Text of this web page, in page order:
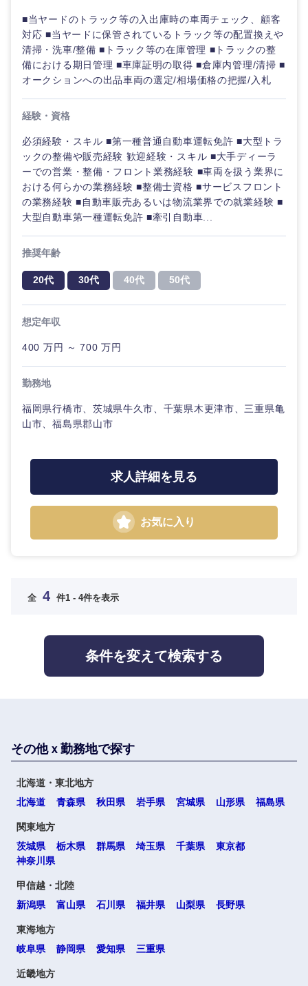
■当ヤードのトラック等の入出庫時の車両チェック、顧客
対応 ■当ヤードに保管されているトラック等の配置換えや
清掃・洗車/整備 ■トラック等の在庫管理 ■トラックの整
備における期日管理 ■車庫証明の取得 ■倉庫内管理/清掃 ■
オークションへの出品車両の選定/相場価格の把握/入札
経験・資格
必須経験・スキル ■第一種普通自動車運転免許 ■大型トラ
ックの整備や販売経験 歓迎経験・スキル ■大手ディーラ
ーでの営業・整備・フロント業務経験 ■車両を扱う業界に
おける何らかの業務経験 ■整備士資格 ■サービスフロント
の業務経験 ■自動車販売あるいは物流業界での就業経験 ■
大型自動車第一種運転免許 ■牽引自動車...
推奨年齢
20代 30代 40代 50代
想定年収
400 万円 ～ 700 万円
勤務地
福岡県行橋市、茨城県牛久市、千葉県木更津市、三重県亀
山市、福島県郡山市
求人詳細を見る
お気に入り
全 4 件1 - 4件を表示
条件を変えて検索する
その他ｘ勤務地で探す
北海道・東北地方
北海道
青森県 秋田県 岩手県 宮城県 山形県 福島県
関東地方
茨城県
栃木県 群馬県 埼玉県 千葉県
東京都
神奈川県
甲信越・北陸
新潟県
富山県 石川県 福井県 山梨県 長野県
東海地方
岐阜県
静岡県 愛知県 三重県
近畿地方